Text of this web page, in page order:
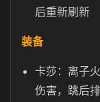
后重新刷新
装备
卡莎：离子
伤害，跳后